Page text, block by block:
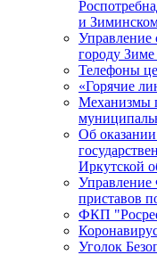
и
Управление
городу
Телефоны
«Горячие
Механизмы
Об
Иркутской
Управление
приставов
ФКП
Уголок